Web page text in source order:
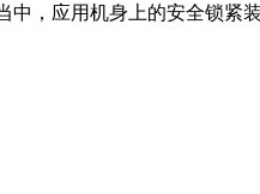
，应用机身上的安全锁紧